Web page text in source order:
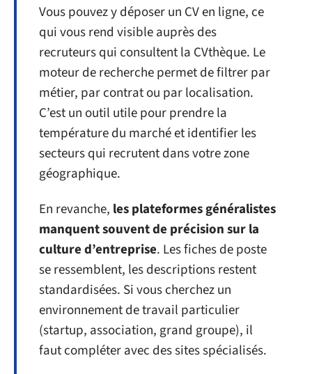
Vous pouvez y déposer un CV en ligne, ce
qui vous rend visible auprès des
recruteurs qui consultent la CVthèque. Le
moteur de recherche permet de filtrer par
métier, par contrat ou par localisation.
C’est un outil utile pour prendre la
température du marché et identifier les
secteurs qui recrutent dans votre zone
géographique.
En revanche, les plateformes généralistes
manquent souvent de précision sur la
culture d’entreprise. Les fiches de poste
se ressemblent, les descriptions restent
standardisées. Si vous cherchez un
environnement de travail particulier
(startup, association, grand groupe), il
faut compléter avec des sites spécialisés.